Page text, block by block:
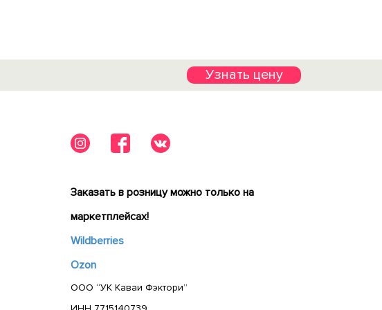
Узнать цену
Заказать в розницу можно только на
маркетплейсах!
Wildberries
Ozon
ООО “УК Каваи Фэктори”